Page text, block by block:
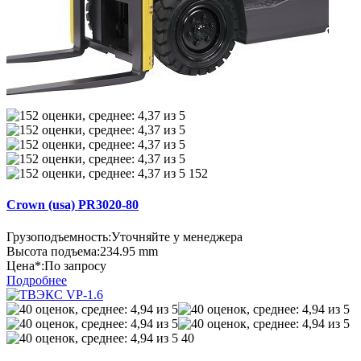
152
Crown (usa) PR3020-80
Грузоподъемность:Уточняйте у менеджера
Высота подъема:234.95 mm
Цена*:По запросу
Подробнее
40